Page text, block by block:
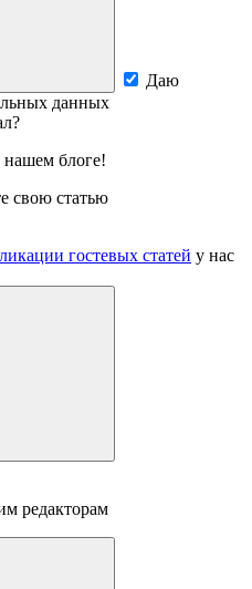
Даю
данных
нашем блоге!
свою статью
гостевых статей у нас
редакторам